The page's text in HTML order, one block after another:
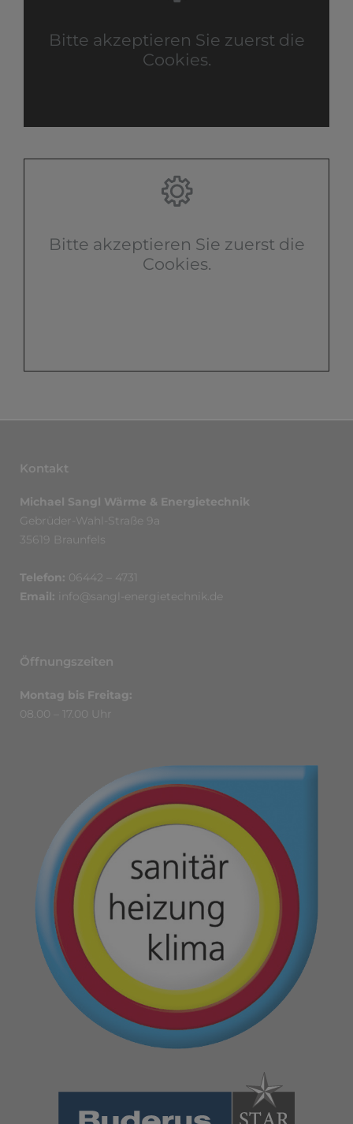
Bitte akzeptieren Sie zuerst die
Cookies.
Bitte akzeptieren Sie zuerst die
Cookies.
Kontakt
Michael Sangl Wärme & Energietechnik
Gebrüder-Wahl-Straße 9a
35619 Braunfels
Telefon: 06442 – 4731
Email:
info@sangl-energietechnik.de
Öffnungszeiten
Montag bis Freitag:
08.00 – 17.00 Uhr